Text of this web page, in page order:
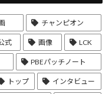
チャンピオン
式 画像 LCK
PBEパッチノート
トップ インタビュー